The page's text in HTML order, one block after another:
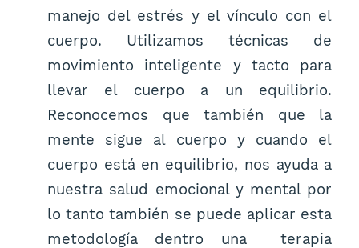
manejo del estrés y el vínculo con el
cuerpo. Utilizamos técnicas de
movimiento inteligente y tacto para
llevar el cuerpo a un equilibrio.
Reconocemos que también que la
mente sigue al cuerpo y cuando el
cuerpo está en equilibrio, nos ayuda a
nuestra salud emocional y mental por
lo tanto también se puede aplicar esta
metodología dentro una terapia